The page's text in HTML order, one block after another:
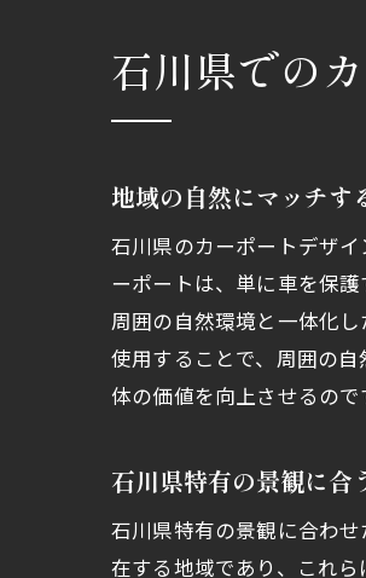
石川県での
地域の自然にマッチす
石川県のカーポートデザ
ーポートは、単に車を保
周囲の自然環境と一体化
使用することで、周囲の
体の価値を向上させるので
石川県特有の景観に合
石川県特有の景観に合わ
在する地域であり、これ